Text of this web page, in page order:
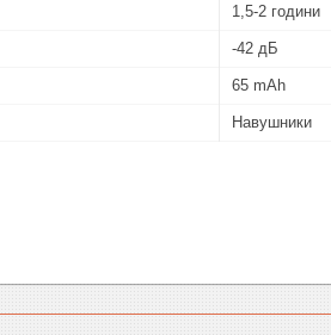
1,5-2 години
-42 дБ
65 mAh
Навушники